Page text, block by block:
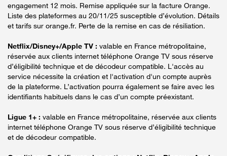
engagement 12 mois. Remise appliquée sur la facture Orange.
Liste des plateformes au 20/11/25 susceptible d’évolution. Détails
et tarifs sur orange.fr. Perte de la remise en cas de résiliation.
Netflix/Disney+/Apple TV : valable en France métropolitaine,
réservée aux clients internet téléphone Orange TV sous réserve
d’éligibilité technique et de décodeur compatible. L'accès au
service nécessite la création et l'activation d'un compte auprès
de la plateforme. L’activation pourra également se faire avec les
identifiants habituels dans le cas d’un compte préexistant.
Ligue 1+ : valable en France métropolitaine, réservée aux clients
internet téléphone Orange TV sous réserve d’éligibilité technique
et de décodeur compatible.